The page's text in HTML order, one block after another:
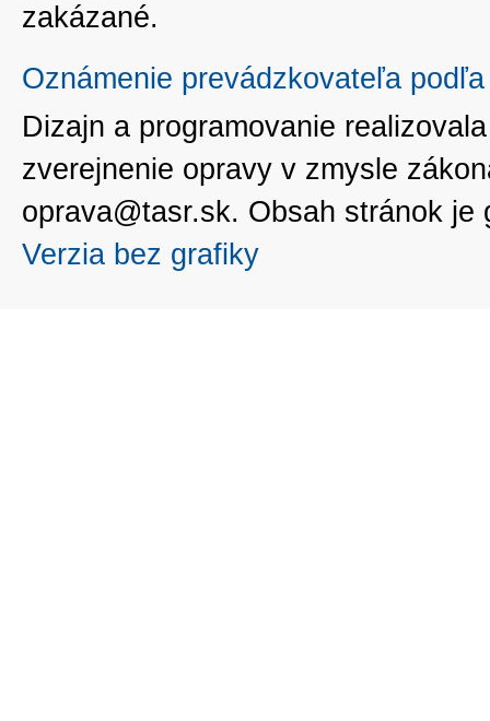
zakázané.
Oznámenie prevádzkovateľa
Dizajn a programovanie
zverejnenie opravy v zmysle
oprava@tasr.sk. Obsah stránok
Verzia bez grafiky